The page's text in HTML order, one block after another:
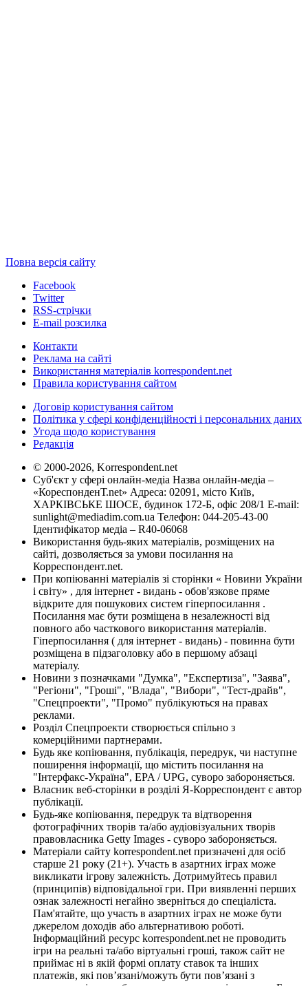
Повна версія сайту
Facebook
Twitter
RSS-стрічки
E-mail розсилка
Контакти
Реклама на сайті
Використання матеріалів korrespondent.net
Правила користування сайтом
Договір користування сайтом
Політика у сфері конфіденційності і персональних даних
Угода щодо користування
Редакція
© 2000-2026, Korrespondent.net
Суб'єкт у сфері онлайн-медіа Назва онлайн-медіа –
«КореспонденТ.net» Адреса: 02091, місто Київ,
ХАРКІВСЬКЕ ШОСЕ, будинок 172-Б, офіс 208/1 E-mail:
sunlight@mediadim.com.ua Телефон: 044-205-43-00
Ідентифікатор медіа – R40-06068
Використання будь-яких матеріалів, розміщених на
сайті, дозволяється за умови посилання на
Корреспондент.net.
При копіюванні матеріалів зі сторінки « Новини України
і світу» , для інтернет - видань - обов'язкове пряме
відкрите для пошукових систем гіперпосилання .
Посилання має бути розміщена в незалежності від
повного або часткового використання матеріалів.
Гіперпосилання ( для інтернет - видань) - повинна бути
розміщена в підзаголовку або в першому абзаці
матеріалу.
Новини з позначками "Думка", "Експертиза", "Заява",
"Регіони", "Гроші", "Влада", "Вибори", "Тест-драйв",
"Спецпроекти", "Промо" публікуються на правах
реклами.
Розділ Спецпроекти створюється спільно з
комерційними партнерами.
Будь яке копіювання, публікація, передрук, чи наступне
поширення інформації, що містить посилання на
"Інтерфакс-Україна", EPA / UPG, суворо забороняється.
Власник веб-сторінки в розділі Я-Корреспондент є автор
публікації.
Будь-яке копіювання, передрук та відтворення
фотографічних творів та/або аудіовізуальних творів
правовласника Getty Images - суворо забороняється.
Матеріали сайту korrespondent.net призначені для осіб
старше 21 року (21+). Участь в азартних іграх може
викликати ігрову залежність. Дотримуйтесь правил
(принципів) відповідальної гри. При виявленні перших
ознак залежності негайно зверніться до спеціаліста.
Пам'ятайте, що участь в азартних іграх не може бути
джерелом доходів або альтернативою роботі.
Інформаційний ресурс korrespondent.net не проводить
ігри на реальні та/або віртуальні гроші, також сайт не
приймає ні в якій формі оплату ставок та інших
платежів, які пов’язані/можуть бути пов’язані з